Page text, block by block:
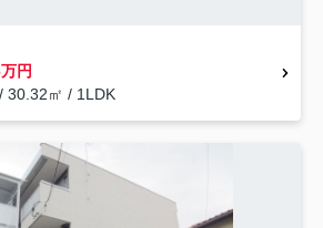
円
30.32㎡ / 1LDK